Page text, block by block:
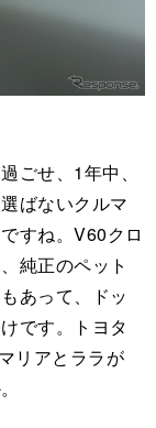
ごせ、1年中、
ばないクルマ
すね。V60クロ
純正のペット
あって、ドッ
です。トヨタ
リアとララが